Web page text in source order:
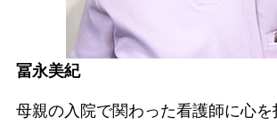
冨永美紀
母親の入院で関わった看護師に心を